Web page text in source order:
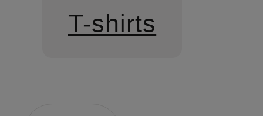
T-shirts